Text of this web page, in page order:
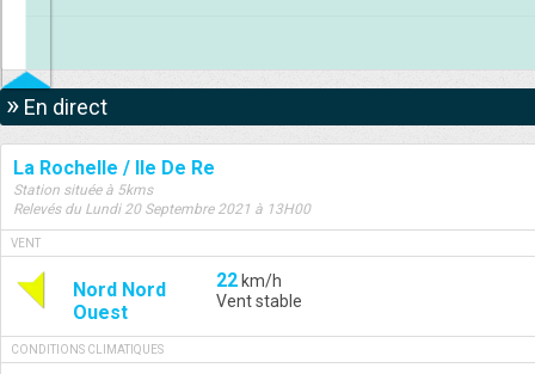
» En direct
La Rochelle / Ile De Re
Station située à 5kms
Relevés du Lundi 20 Septembre 2021 à 13H00
VENT
Nord Nord
Ouest
22 km/h
Vent stable
CONDITIONS CLIMATIQUES